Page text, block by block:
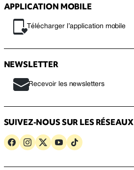
APPLICATION MOBILE
Télécharger l’application mobile
NEWSLETTER
Recevoir les newsletters
SUIVEZ-NOUS SUR LES RÉSEAUX